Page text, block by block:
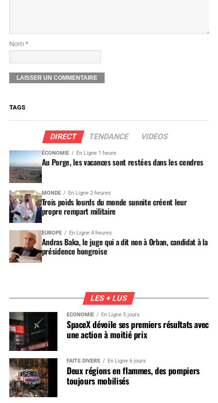
Nom *
TAGS
DIRECT TENDANCE VIDEOS
ÉCONOMIE En Ligne 1 heure
Au Porge, les vacances sont restées dans les cendres
MONDE En Ligne 2 heures
Trois poids lourds du monde sunnite créent leur
propre rempart militaire
EUROPE En Ligne 4 heures
Andras Baka, le juge qui a dit non à Orban, candidat à la
présidence hongroise
LES + LUS
ÉCONOMIE En Ligne 5 jours
SpaceX dévoile ses premiers résultats avec
une action à moitié prix
FAITS DIVERS En Ligne 6 jours
Deux régions en flammes, des pompiers
toujours mobilisés